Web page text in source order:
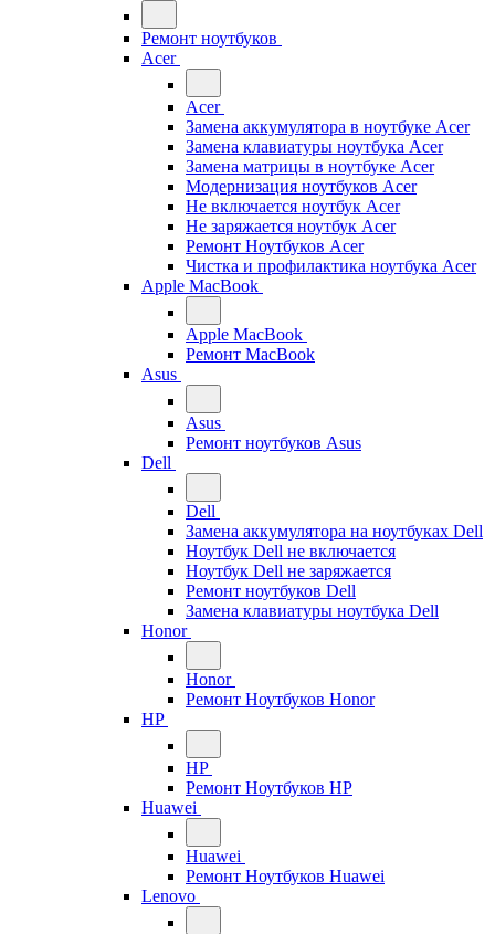
Ремонт ноутбуков
Acer
Acer
Замена аккумулятора в ноутбуке Acer
Замена клавиатуры ноутбука Acer
Замена матрицы в ноутбуке Acer
Модернизация ноутбуков Acer
Не включается ноутбук Acer
Не заряжается ноутбук Acer
Ремонт Ноутбуков Acer
Чистка и профилактика ноутбука Acer
Apple MacBook
Apple MacBook
Ремонт MacBook
Asus
Asus
Ремонт ноутбуков Asus
Dell
Dell
Замена аккумулятора на ноутбуках Dell
Ноутбук Dell не включается
Ноутбук Dell не заряжается
Ремонт ноутбуков Dell
Замена клавиатуры ноутбука Dell
Honor
Honor
Ремонт Ноутбуков Honor
HP
HP
Ремонт Ноутбуков HP
Huawei
Huawei
Ремонт Ноутбуков Huawei
Lenovo